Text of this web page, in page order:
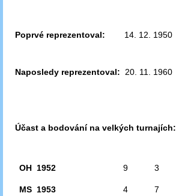
Poprvé reprezentoval: 14. 12. 1950
Naposledy reprezentoval: 20. 11. 1960
Účast a bodování na velkých turnajích:
OH 1952 9 3
MS 1953 4 7